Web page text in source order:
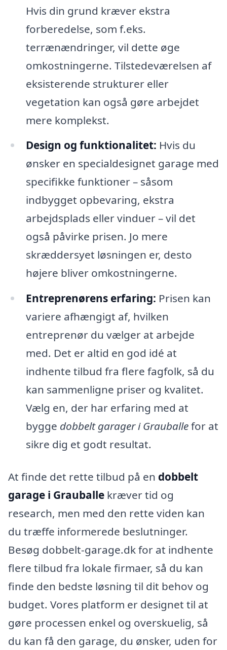
Hvis din grund kræver ekstra
forberedelse, som f.eks.
terrænændringer, vil dette øge
omkostningerne. Tilstedeværelsen af
eksisterende strukturer eller
vegetation kan også gøre arbejdet
mere komplekst.
Design og funktionalitet: Hvis du
ønsker en specialdesignet garage med
specifikke funktioner – såsom
indbygget opbevaring, ekstra
arbejdsplads eller vinduer – vil det
også påvirke prisen. Jo mere
skræddersyet løsningen er, desto
højere bliver omkostningerne.
Entreprenørens erfaring: Prisen kan
variere afhængigt af, hvilken
entreprenør du vælger at arbejde
med. Det er altid en god idé at
indhente tilbud fra flere fagfolk, så du
kan sammenligne priser og kvalitet.
Vælg en, der har erfaring med at
bygge dobbelt garager i Grauballefor at
sikre dig et godt resultat.
At finde det rette tilbud på en dobbelt
garage i Grauballe kræver tid og
research, men med den rette viden kan
du træffe informerede beslutninger.
Besøg dobbelt-garage.dk for at indhente
flere tilbud fra lokale firmaer, så du kan
finde den bedste løsning til dit behov og
budget. Vores platform er designet til at
gøre processen enkel og overskuelig, så
du kan få den garage, du ønsker, uden for